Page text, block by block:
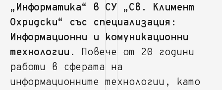
„Информатика“ в СУ „Св. Климент
Охридски“ със специализация:
Информационни и комуникационни
технологии . Повече от 20 години
работи в сферата на
информационните технологии, като